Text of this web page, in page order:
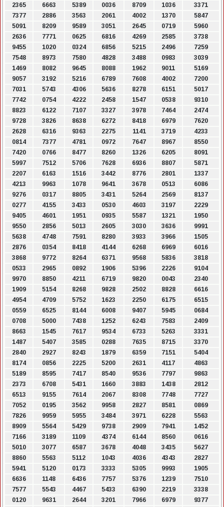
2365
6663 5389 0036 8709 1036
3371
7377
2886 3563 2061 4002 1370
5847
5091
8209 9589 3051 2645 0719
5960
2636
7771 0625 6816 4269 2585
3738
9455
1020 0324 6856 5215 2496
7259
7548
8973 7580 4828 3488 0983
3039
1469
8082 9645 8088 1962 9011
5169
9057
3192 5216 6789 7608 4002
7200
7031
5743 4306 5636 8278 6151
5017
7742
0754 4222 2458 1547 0538
9310
8823
6122 7107 3327 3978 7464
2474
9728
3826 8638 6272 8418 6979
7620
2628
6316 9363 2275 1141 3719
4233
0814
7377 4781 0972 7647 8967
8550
7420
0766 8477 8260 1326 6205
8091
5997
7512 5706 7628 6936 8807
5871
2207
6163 1516 3442 8776 2801
1337
4213
9963 1078 9641 3678 0513
6086
9276
0317 8805 3431 5264 2569
8137
0277
4155 3433 0530 4603 3197
2229
9405
4601 1951 0935 5587 1321
1950
9550
2856 5013 2605 3030 3636
9991
5638
4748 7591 8280 3933 3966
1505
2876
0354 8418 4144 6268 6969
6016
3868
9772 8264 6371 9568 5836
3818
0533
2965 0892 1906 5396 2226
9104
9970
8850 4211 6719 9820 0043
2340
1909
5154 8268 9828 2502 8828
6616
4954
4709 5752 1623 2250 6175
6515
0559
6525 8144 6008 9407 5945
0684
0708
5000 7438 1252 6243 7583
2409
8663
1545 7617 9534 6733 5263
3331
1487
5407 3585 0288 7635 8715
3370
2840
2927 8243 1879 6359 7151
5404
8174
0856 2225 5200 2631 4117
4863
5189
8595 7417 8540 9536 7797
9863
2373
6708 5431 1660 3883 1438
2812
6513
9155 7614 2067 8308 7748
7727
7052
0195 3562 9958 2827 8581
0869
7826
9959 5955 3484 3971 6228
5563
8909
5564 5429 9738 2909 7941
1452
7166
3189 1109 4374 6144 8560
0616
5010
3077 6587 3678 4048 3435
5627
8860
5563 5112 1043 4036 4343
2827
5941
5120 0173 3333 5305 9993
1905
6636
1148 6436 7757 5376 1239
7510
7577
5543 4467 5433 6390 2219
3338
0120
9631 2644 3201 7966 6979 9377